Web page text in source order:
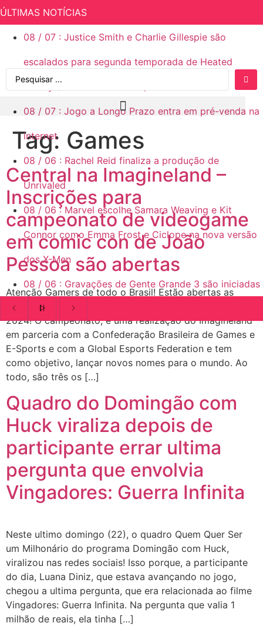
ÚLTIMAS NOTÍCIAS
08 / 07 : Justice Smith e Charlie Gillespie são
escalados para segunda temporada de Heated
Rivalry (Rivalidade Ardente)
08 / 07 : Jogo a Longo Prazo entra em pré-venda na
internet
08 / 06 : Rachel Reid finaliza a produção de
Unrivaled
08 / 06 : Marvel escolhe Samara Weaving e Kit
Connor como Emma Frost e Ciclope na nova versão
dos X-Men
08 / 06 : Gravações de Gente Grande 3 são iniciadas
Tag: Games
Central na Imagineland –
Inscrições para
campeonato de videogame
em comic con de João
Pessoa são abertas
Atenção Gamers de todo o Brasil! Estão abertas as
inscrições para a primeira edição do Imagineleague
2024! O campeonato, é uma realização do Imagineland
em parceria com a Confederação Brasileira de Games e
E-Sports e com a Global Esports Federation e tem
como objetivo, lançar novos nomes para o mundo. Ao
todo, são três os […]
Quadro do Domingão com
Huck viraliza depois de
participante errar ultima
pergunta que envolvia
Vingadores: Guerra Infinita
Neste ultimo domingo (22), o quadro Quem Quer Ser
um Milhonário do programa Domingão com Huck,
viralizou nas redes sociais! Isso porque, a participante
do dia, Luana Diniz, que estava avançando no jogo,
chegou a ultima pergunta, que era relacionada ao filme
Vingadores: Guerra Infinita. Na pergunta que valia 1
milhão de reais, ela tinha […]